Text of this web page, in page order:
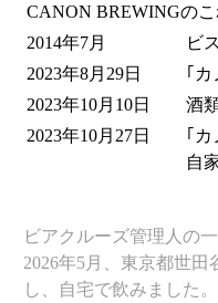
CANON BREWINGの
2014年7月
ビ
2023年8月29日
｢
2023年10月10日
酒
2023年10月27日
｢
自
ビアクルーズ管理人の一
2026年5月、東京都世
し、自宅で飲みました。